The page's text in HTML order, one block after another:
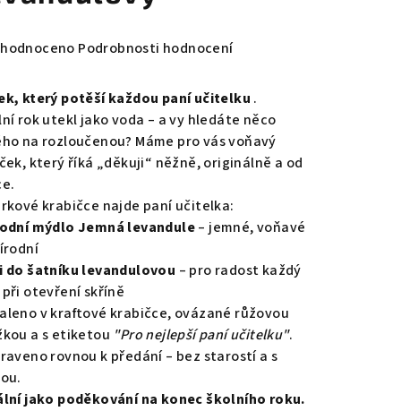
Podrobnosti hodnocení
který potěší každou paní učitelku .
rok utekl jako voda – a vy hledáte něco
na rozloučenou? Máme pro vás voňavý
který říká „děkuji“ něžně, originálně a od
krabičce najde paní učitelka:
mýdlo Jemná levandule– jemné, voňavé
do šatníku levandulovou – pro radost každý
při otevření skříně
v kraftové krabičce, ovázané růžovou
a s etiketou "Pro nejlepší paní učitelku".
rovnou k předání – bez starostí a s
jako poděkování na konec školního roku.